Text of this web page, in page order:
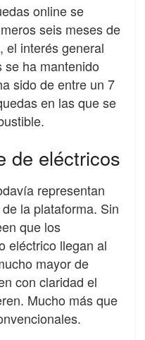
online se
seis meses de
el interés general
ha mantenido
sido de entre un 7
en las que se
de eléctricos
representan
la plataforma. Sin
que los
eléctrico llegan al
mayor de
con claridad el
Mucho más que